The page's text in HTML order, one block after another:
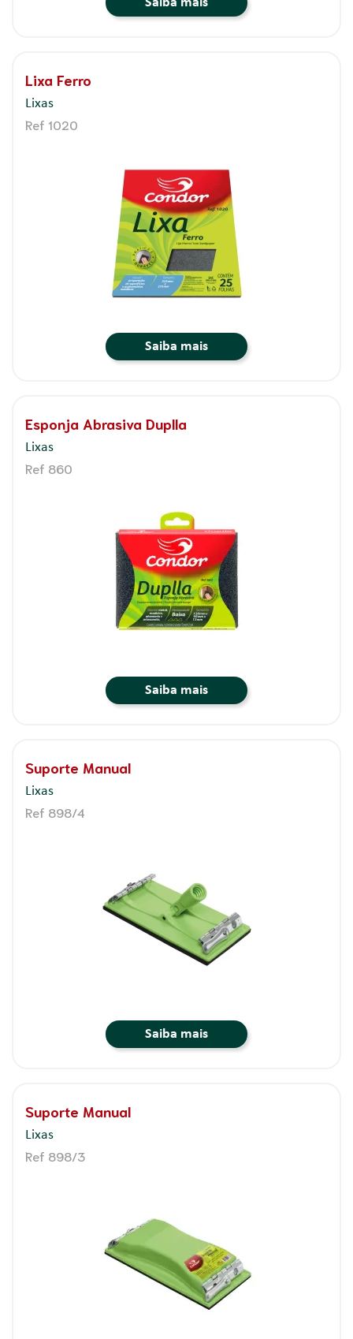
Lixa Ferro
Lixas
Ref 1020
Saiba mais
Esponja Abrasiva Duplla
Lixas
Ref 860
Saiba mais
Suporte Manual
Lixas
Ref 898/4
Saiba mais
Suporte Manual
Lixas
Ref 898/3